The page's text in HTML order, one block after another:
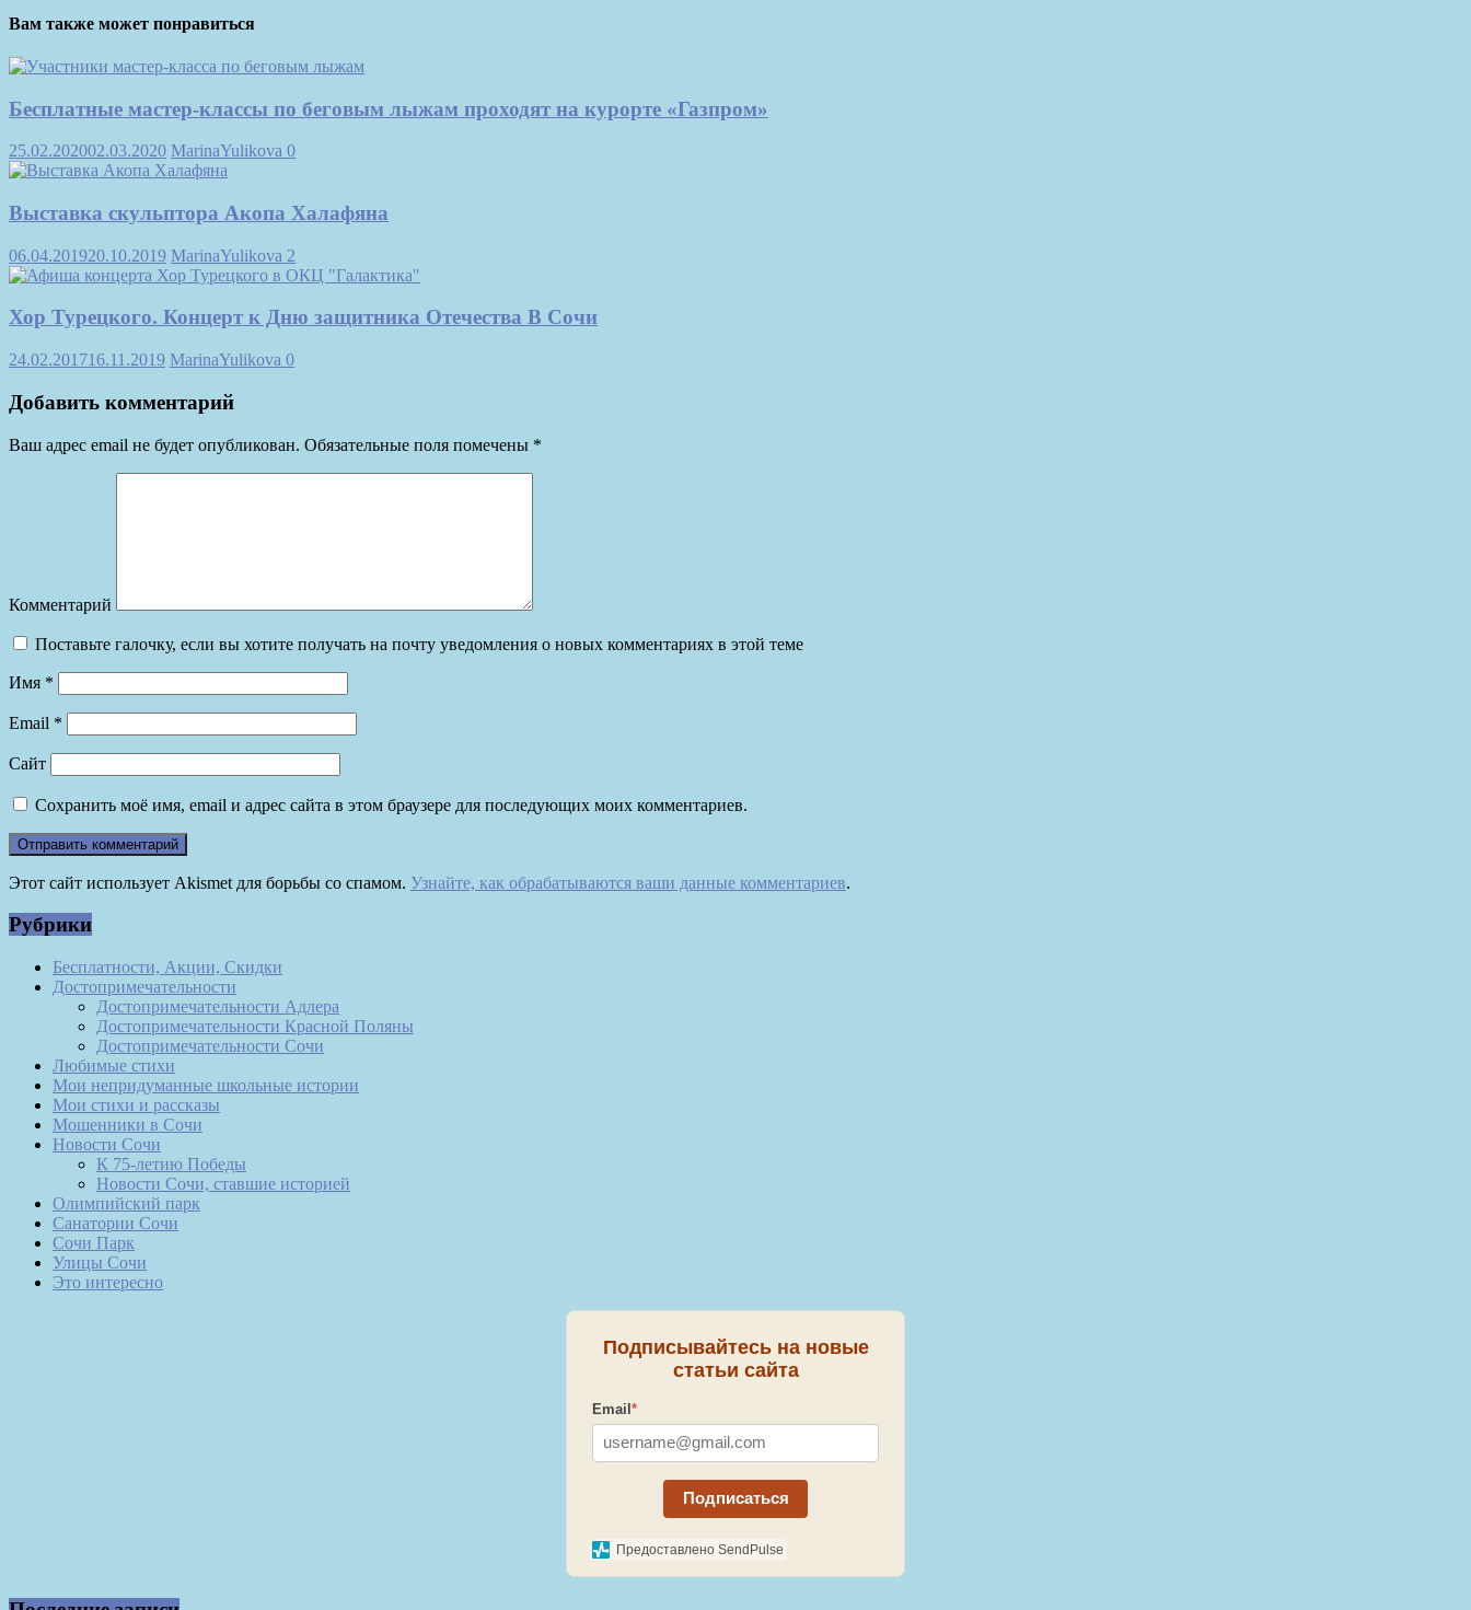
Вам также может понравиться
Бесплатные мастер-классы по беговым лыжам проходят на курорте «Газпром»
25.02.202002.03.2020 MarinaYulikova 0
Выставка скульптора Акопа Халафяна
06.04.201920.10.2019 MarinaYulikova 2
Хор Турецкого. Концерт к Дню защитника Отечества В Сочи
24.02.201716.11.2019 MarinaYulikova 0
Добавить комментарий
Ваш адрес email не будет опубликован. Обязательные поля помечены *
Комментарий
Поставьте галочку, если вы хотите получать на почту уведомления о новых комментариях в этой теме
Имя *
Email *
Сайт
Сохранить моё имя, email и адрес сайта в этом браузере для последующих моих комментариев.
Этот сайт использует Akismet для борьбы со спамом. Узнайте, как обрабатываются ваши данные комментариев.
Рубрики
Бесплатности, Акции, Скидки
Достопримечательности
Достопримечательности Адлера
Достопримечательности Красной Поляны
Достопримечательности Сочи
Любимые стихи
Мои непридуманные школьные истории
Мои стихи и рассказы
Мошенники в Сочи
Новости Сочи
К 75-летию Победы
Новости Сочи, ставшие историей
Олимпийский парк
Санатории Сочи
Сочи Парк
Улицы Сочи
Это интересно
Подписывайтесь на новые
статьи сайта
Email *
Подписаться
Предоставлено SendPulse